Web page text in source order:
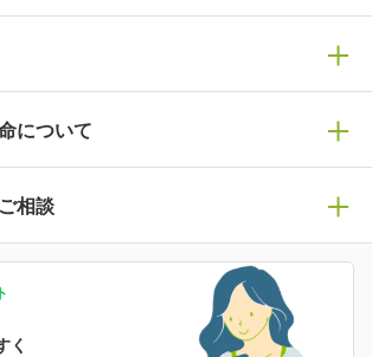
ている方はチェック！
や選び方を解説！
に必要な保険がわかる！
バラヤ
と保険選びのためのWebメディア
判
る
備える
マイページログイン
認
確認・変更
方法の変更
について
ついてトップ
相談
く